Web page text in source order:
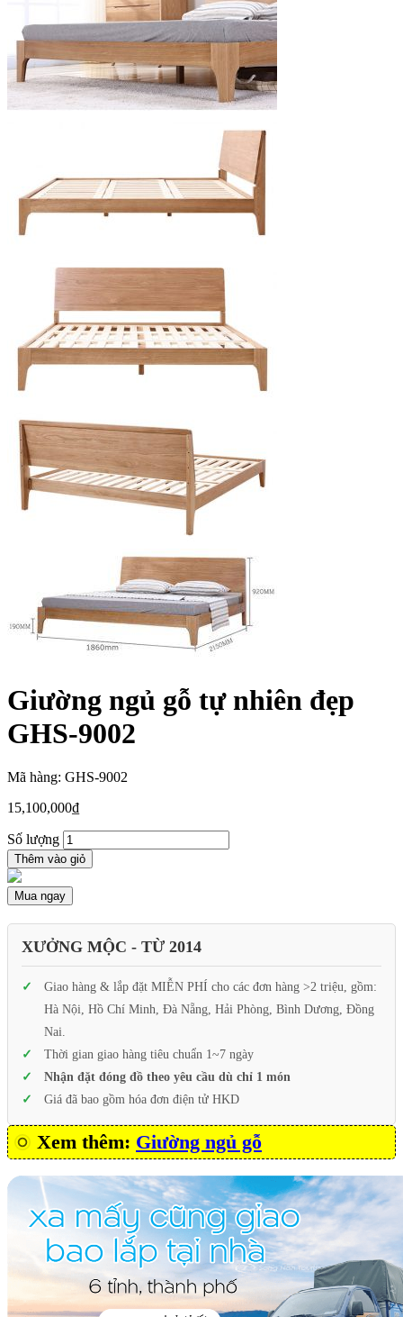
Giường ngủ gỗ tự nhiên đẹp
GHS-9002
Mã hàng: GHS-9002
15,100,000₫
Số lượng
Thêm vào giỏ
Mua ngay
XƯỞNG MỘC - TỪ 2014
Giao hàng & lắp đặt MIỄN PHÍ cho các đơn hàng >2 triệu, gồm:
Hà Nội, Hồ Chí Minh, Đà Nẵng, Hải Phòng, Bình Dương, Đồng
Nai.
Thời gian giao hàng tiêu chuẩn 1~7 ngày
Nhận đặt đóng đồ theo yêu cầu dù chỉ 1 món
Giá đã bao gồm hóa đơn điện tử HKD
Xem thêm: Giường ngủ gỗ